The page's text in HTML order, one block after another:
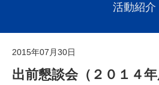
活動紹介
2015年07月30日
出前懇談会（２０１４